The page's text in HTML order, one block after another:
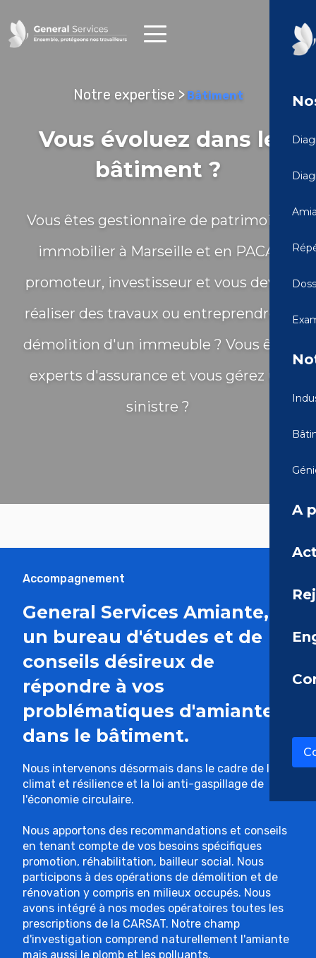
A
Notre expertise >Bâtiment
Vous évoluez dans le
bâtiment ?
Vous êtes gestionnaire de patrimoine
immobilier à Marseille et en PACA,
promoteur, investisseur et vous devez
réaliser des travaux ou entreprendre la
démolition d'un immeuble ? Vous êtes
experts d'assurance et vous gérez un
sinistre ?
Accompagnement
General Services Amiante,
un bureau d'études et de
conseils désireux de
répondre à vos
problématiques d'amiante
dans le bâtiment.
Nous intervenons désormais dans le cadre de la loi
climat et résilience et la loi anti-gaspillage de
l'économie circulaire.
Nous apportons des recommandations et conseils
en tenant compte de vos besoins spécifiques
promotion, réhabilitation, bailleur social. Nous
participons à des opérations de démolition et de
rénovation y compris en milieux occupés. Nous
avons intégré à nos modes opératoires toutes les
prescriptions de la CARSAT. Notre champ
d'investigation comprend naturellement l'amiante
mais aussi le plomb et les polluants.